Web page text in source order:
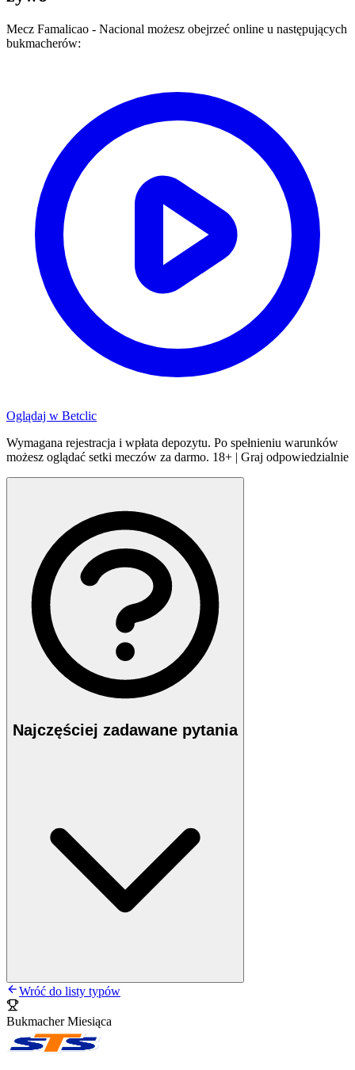
Mecz Famalicao - Nacional możesz obejrzeć online u następujących
bukmacherów:
Oglądaj w Betclic
Wymagana rejestracja i wpłata depozytu. Po spełnieniu warunków
możesz oglądać setki meczów za darmo. 18+ | Graj odpowiedzialnie
Najczęściej zadawane pytania
Wróć do listy typów
Bukmacher Miesiąca